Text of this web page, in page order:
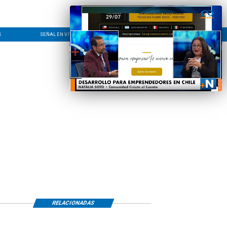
SEÑAL EN VIVO CONTACTO LÍNEA EDITORIAL
RELACIONADAS